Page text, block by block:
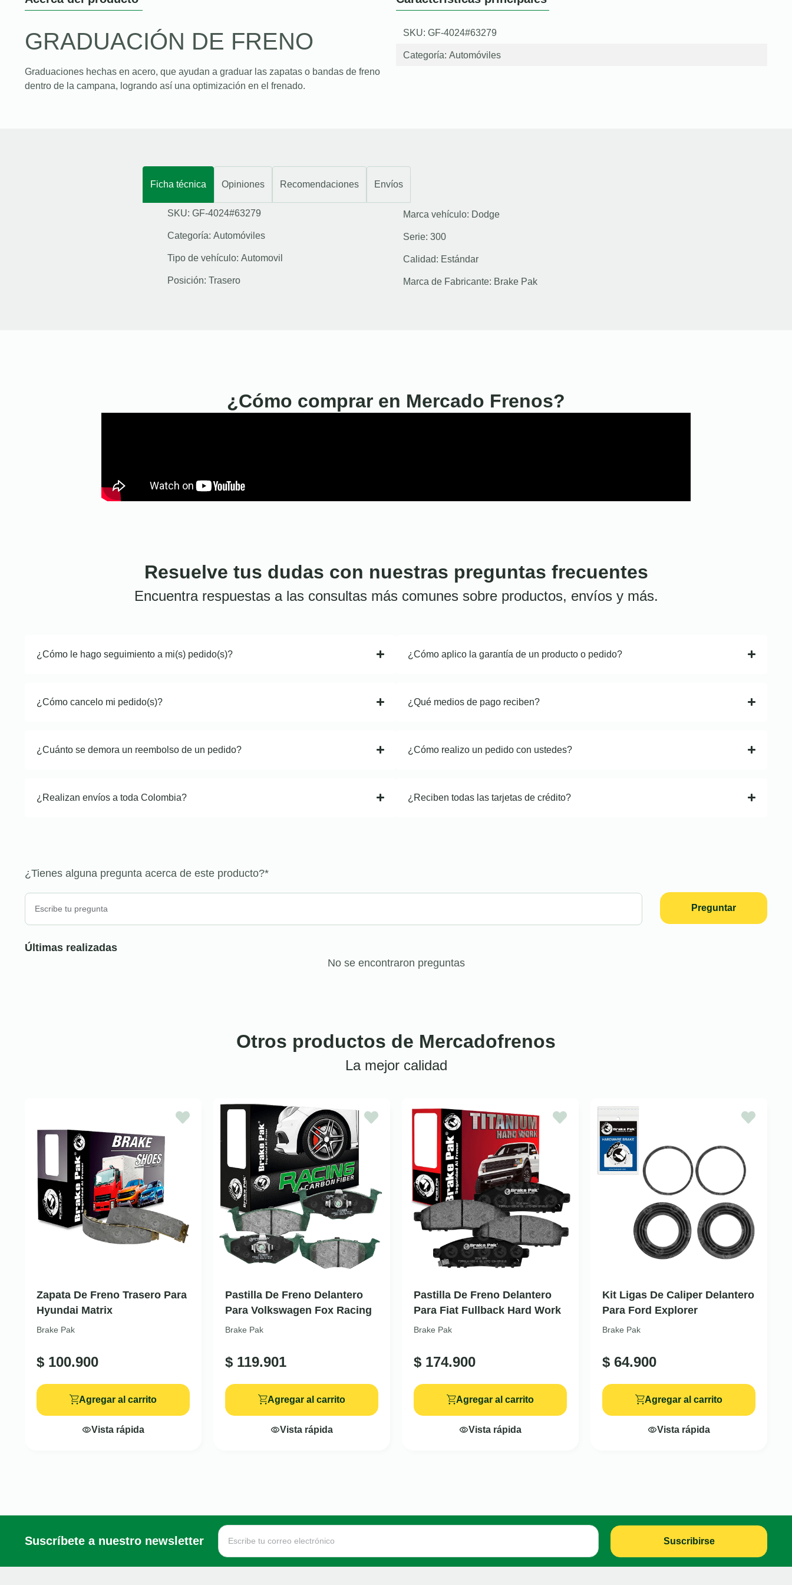
GRADUACIÓN DE FRENO
Graduaciones hechas en acero, que ayudan a graduar las zapatas o bandas de freno
dentro de la campana, logrando así una optimización en el frenado.
SKU: GF-4024#63279
Categoría: Automóviles
Ficha técnica Opiniones Recomendaciones Envíos
SKU: GF-4024#63279
Categoría: Automóviles
Tipo de vehículo: Automovil
Posición: Trasero
Marca vehículo: Dodge
Serie: 300
Calidad: Estándar
Marca de Fabricante: Brake Pak
¿Cómo comprar en Mercado Frenos?
Resuelve tus dudas con nuestras preguntas frecuentes
Encuentra respuestas a las consultas más comunes sobre productos, envíos y más.
¿Cómo le hago seguimiento a mi(s) pedido(s)?
¿Cómo cancelo mi pedido(s)?
¿Cuánto se demora un reembolso de un pedido?
¿Realizan envíos a toda Colombia?
¿Cómo aplico la garantía de un producto o pedido?
¿Qué medios de pago reciben?
¿Cómo realizo un pedido con ustedes?
¿Reciben todas las tarjetas de crédito?
¿Tienes alguna pregunta acerca de este producto?*
Preguntar
Últimas realizadas
No se encontraron preguntas
Otros productos de Mercadofrenos
La mejor calidad
Zapata De Freno Trasero Para
Hyundai Matrix
Brake Pak
$ 100.900
Agregar al carrito
Vista rápida
Pastilla De Freno Delantero
Para Volkswagen Fox Racing
Brake Pak
$ 119.901
Agregar al carrito
Vista rápida
Pastilla De Freno Delantero
Para Fiat Fullback Hard Work
Brake Pak
$ 174.900
Agregar al carrito
Vista rápida
Kit Ligas De Caliper Delantero
Para Ford Explorer
Brake Pak
$ 64.900
Agregar al carrito
Vista rápida
Suscríbete a nuestro newsletter Suscribirse